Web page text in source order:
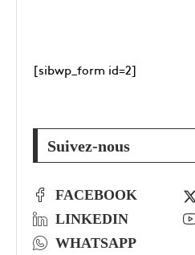
[sibwp_form id=2]
Suivez-nous
FACEBOOK
LINKEDIN
WHATSAPP